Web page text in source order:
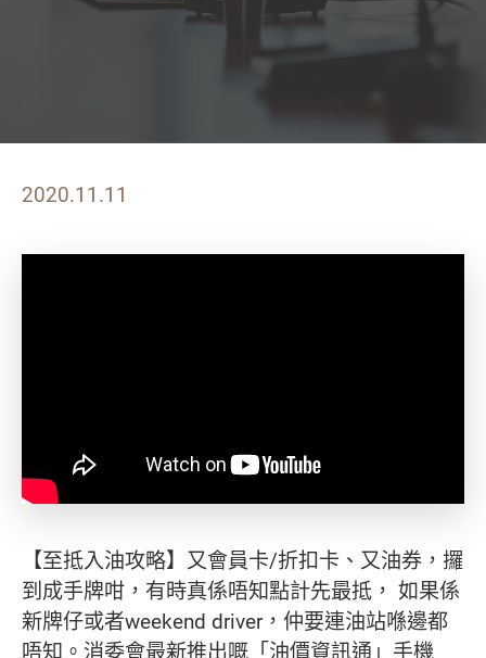
2020.11.11
【至抵入油攻略】又會員卡/折扣卡、又油券，攞
到成手牌咁，有時真係唔知點計先最抵， 如果係
新牌仔或者weekend driver，仲要連油站喺邊都
唔知。消委會最新推出嘅「油價資訊通」手機